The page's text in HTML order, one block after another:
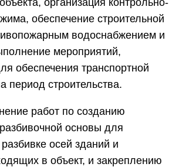
обеспечение строительной
водоснабжением и
мероприятий,
обеспечения транспортной
период строительства.
работ по созданию
основы для
осей зданий и
в объект, и закреплению